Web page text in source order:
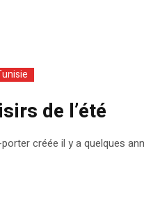
de l’été
créée il y a quelques